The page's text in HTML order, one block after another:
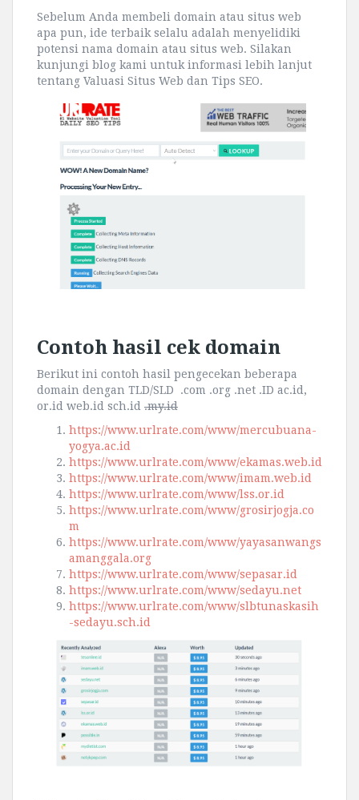
Sebelum Anda membeli domain atau situs web
apa pun, ide terbaik selalu adalah menyelidiki
potensi nama domain atau situs web. Silakan
kunjungi blog kami untuk informasi lebih lanjut
tentang Valuasi Situs Web dan Tips SEO.
Contoh hasil cek domain
Berikut ini contoh hasil pengecekan beberapa
domain dengan TLD/SLD .com .org .net .ID ac.id,
or.id web.id sch.id .my.id
https://www.urlrate.com/www/mercubuana-
yogya.ac.id
https://www.urlrate.com/www/ekamas.web.id
https://www.urlrate.com/www/imam.web.id
https://www.urlrate.com/www/lss.or.id
https://www.urlrate.com/www/grosirjogja.co
m
https://www.urlrate.com/www/yayasanwangs
amanggala.org
https://www.urlrate.com/www/sepasar.id
https://www.urlrate.com/www/sedayu.net
https://www.urlrate.com/www/slbtunaskasih
-sedayu.sch.id